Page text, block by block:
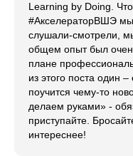
Learning by Doing.
#АкселераторВШЭ мы
слушали-смотрели,
общем опыт был
плане
из этого поста один
поучится чему-то
делаем руками» -
приступайте.
интереснее!